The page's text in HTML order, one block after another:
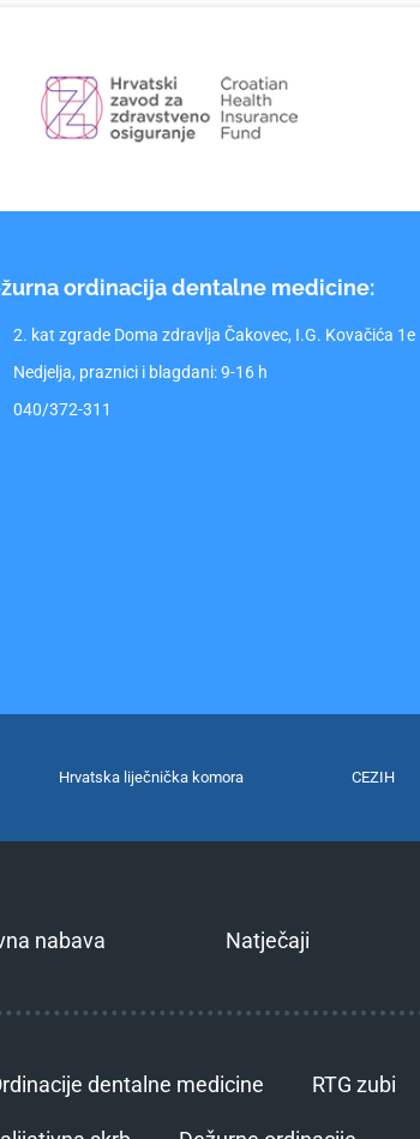
ordinacija dentalne medicine:
2. kat zgrade Doma zdravlja Čakovec, I.G. Kovačića 1e
Nedjelja, praznici i blagdani: 9-16 h
040/372-311
Hrvatska liječnička komora CEZIH
nabava Natječaji
dentalne medicine RTG zubi